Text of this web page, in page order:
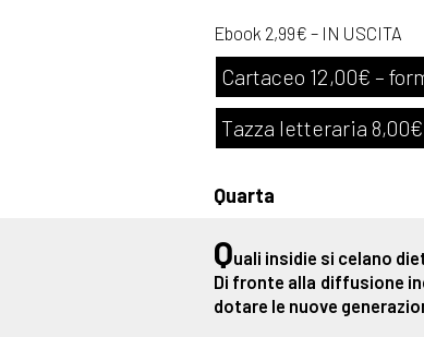
Ebook 2,99€ – IN USCITA
Cartaceo 12,00€ –
Tazza letteraria 8,00€
Quarta
Quali insidie si celano
Di fronte alla diffusione
dotare le nuove